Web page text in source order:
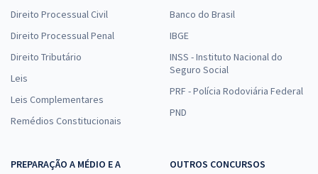
Direito Processual Civil
Direito Processual Penal
Direito Tributário
Leis
Leis Complementares
Remédios Constitucionais
Banco do Brasil
IBGE
INSS - Instituto Nacional do
Seguro Social
PRF - Polícia Rodoviária Federal
PND
PREPARAÇÃO A MÉDIO E A
OUTROS CONCURSOS